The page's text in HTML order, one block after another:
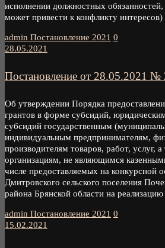
исполнении должностных
может привести к конфликту интересов)
admin Постановление 2021 0
28.05.2021
Постановление от 28.05.2021 №
Об утверждении Порядка
грантов в форме субсидий,
субсидий государственным
индивидуальным предпринимателям,
производителям товаров, работ, услуг,
организациям, не являющимся
числе предоставляемых на конкурсной
Дмитровского сельского поселения
района Брянской области на
admin Постановление 2021 0
15.02.2021